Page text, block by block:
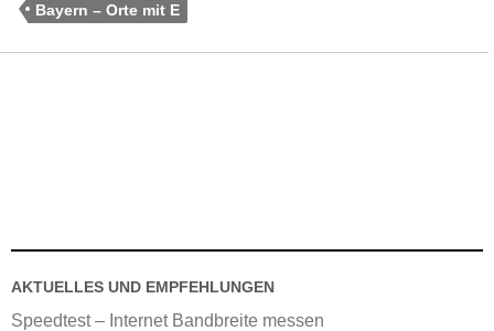
Bayern – Orte mit E
AKTUELLES UND EMPFEHLUNGEN
Speedtest – Internet Bandbreite messen